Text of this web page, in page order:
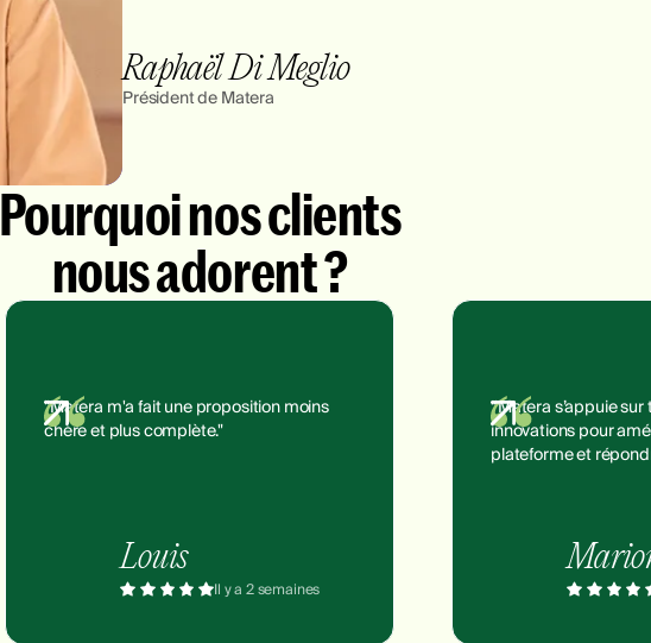
Raphaël Di Meglio
Président de Matera
Pourquoi nos clients
nous adorent ?
"Matera m'a fait une proposition moins
chère et plus complète."
Louis
Il y a 2 semaines
“Matera s’appuie
innovations pour
plateforme et